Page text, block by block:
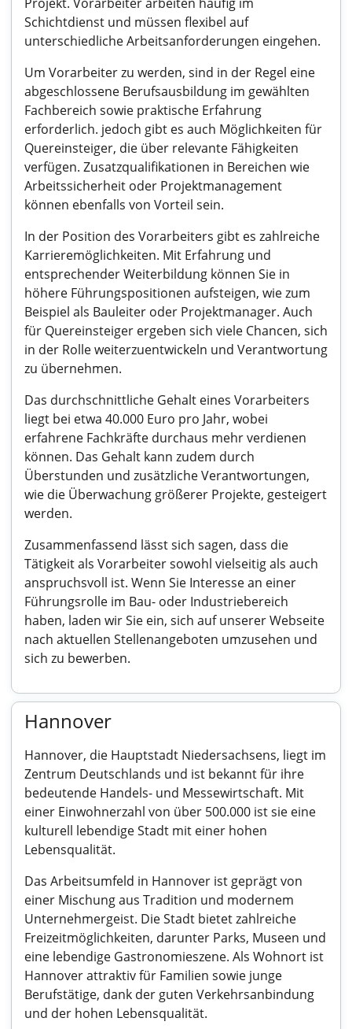
Schichtdienst und müssen flexibel auf
unterschiedliche Arbeitsanforderungen eingehen.
Um Vorarbeiter zu werden, sind in der Regel eine
abgeschlossene Berufsausbildung im gewählten
Fachbereich sowie praktische Erfahrung
erforderlich. jedoch gibt es auch Möglichkeiten für
Quereinsteiger, die über relevante Fähigkeiten
verfügen. Zusatzqualifikationen in Bereichen wie
Arbeitssicherheit oder Projektmanagement
können ebenfalls von Vorteil sein.
In der Position des Vorarbeiters gibt es zahlreiche
Karrieremöglichkeiten. Mit Erfahrung und
entsprechender Weiterbildung können Sie in
höhere Führungspositionen aufsteigen, wie zum
Beispiel als Bauleiter oder Projektmanager. Auch
für Quereinsteiger ergeben sich viele Chancen, sich
in der Rolle weiterzuentwickeln und Verantwortung
zu übernehmen.
Das durchschnittliche Gehalt eines Vorarbeiters
liegt bei etwa 40.000 Euro pro Jahr, wobei
erfahrene Fachkräfte durchaus mehr verdienen
können. Das Gehalt kann zudem durch
Überstunden und zusätzliche Verantwortungen,
wie die Überwachung größerer Projekte, gesteigert
werden.
Zusammenfassend lässt sich sagen, dass die
Tätigkeit als Vorarbeiter sowohl vielseitig als auch
anspruchsvoll ist. Wenn Sie Interesse an einer
Führungsrolle im Bau- oder Industriebereich
haben, laden wir Sie ein, sich auf unserer Webseite
nach aktuellen Stellenangeboten umzusehen und
sich zu bewerben.
Hannover
Hannover, die Hauptstadt Niedersachsens, liegt im
Zentrum Deutschlands und ist bekannt für ihre
bedeutende Handels- und Messewirtschaft. Mit
einer Einwohnerzahl von über 500.000 ist sie eine
kulturell lebendige Stadt mit einer hohen
Lebensqualität.
Das Arbeitsumfeld in Hannover ist geprägt von
einer Mischung aus Tradition und modernem
Unternehmergeist. Die Stadt bietet zahlreiche
Freizeitmöglichkeiten, darunter Parks, Museen und
eine lebendige Gastronomieszene. Als Wohnort ist
Hannover attraktiv für Familien sowie junge
Berufstätige, dank der guten Verkehrsanbindung
und der hohen Lebensqualität.